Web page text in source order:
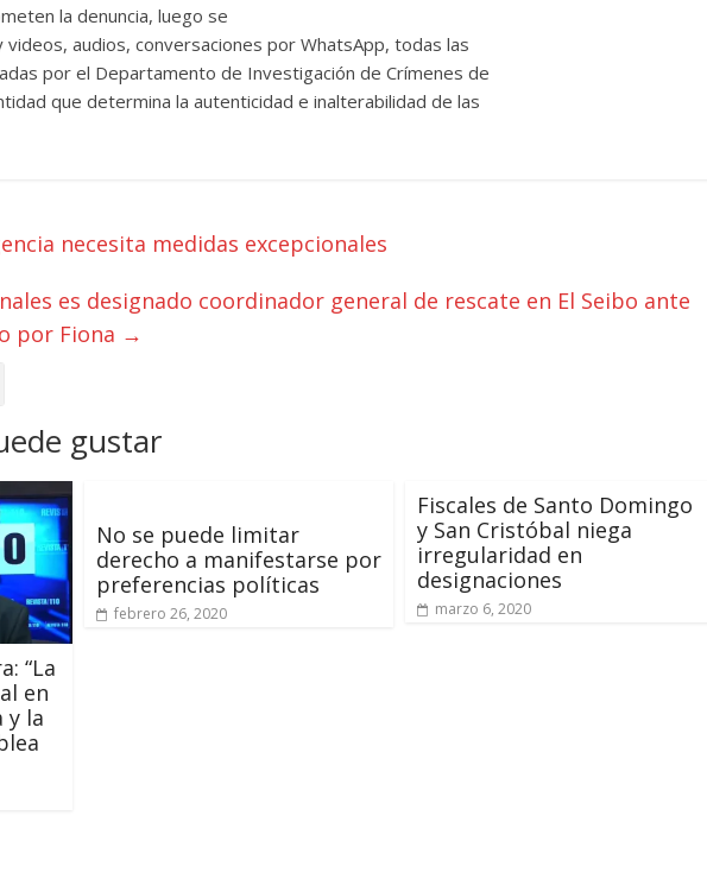
la denuncia, luego se
videos, audios, conversaciones por WhatsApp, todas las
por el Departamento de Investigación de Crímenes de
que determina la autenticidad e inalterabilidad de las
necesita medidas excepcionales
es designado coordinador general de rescate en El Seibo ante
por Fiona →
gustar
“La
en
y la
No se puede limitar
derecho a manifestarse por
preferencias políticas
febrero 26, 2020
Fiscales de Santo Domingo
y San Cristóbal niega
irregularidad en
designaciones
marzo 6, 2020